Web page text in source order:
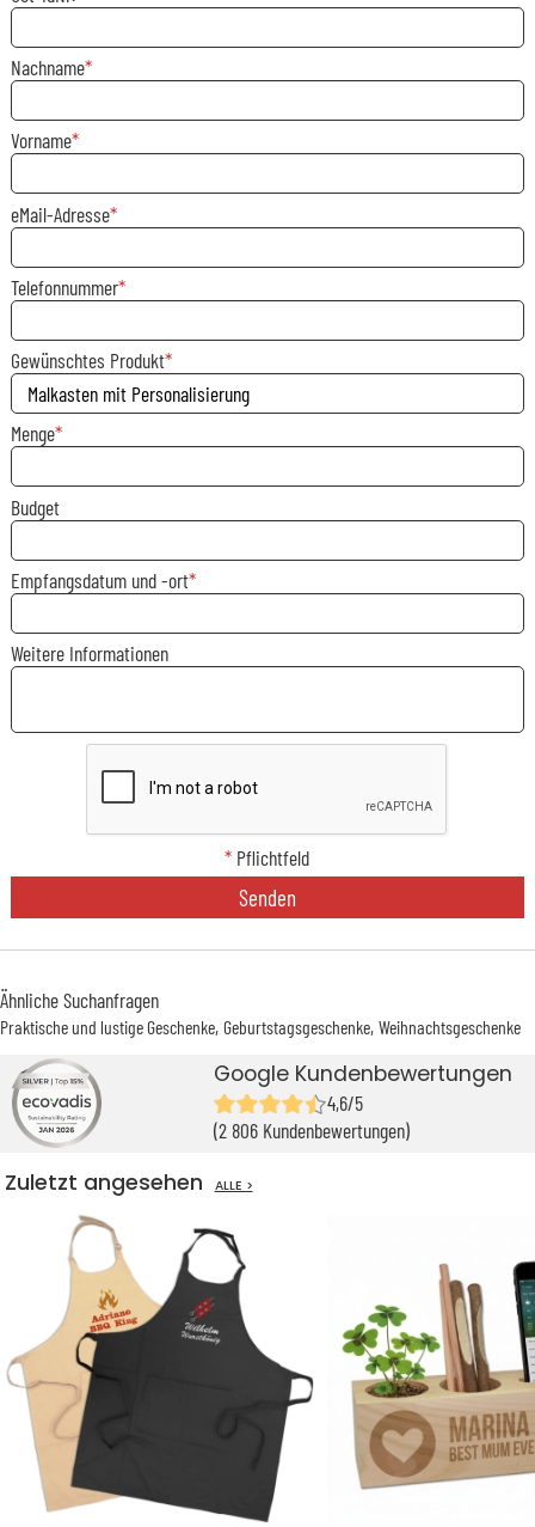
Nachname
Vorname
eMail-Adresse
Telefonnummer
Gewünschtes Produkt
Menge
Budget
Empfangsdatum und -ort
Weitere Informationen
* Pflichtfeld
Senden
Ähnliche Suchanfragen
Praktische und lustige Geschenke Geburtstagsgeschenke Weihnachtsgeschenke
Google Kundenbewertungen
4,6/5
(2 806 Kundenbewertungen)
Zuletzt angesehen ALLE >